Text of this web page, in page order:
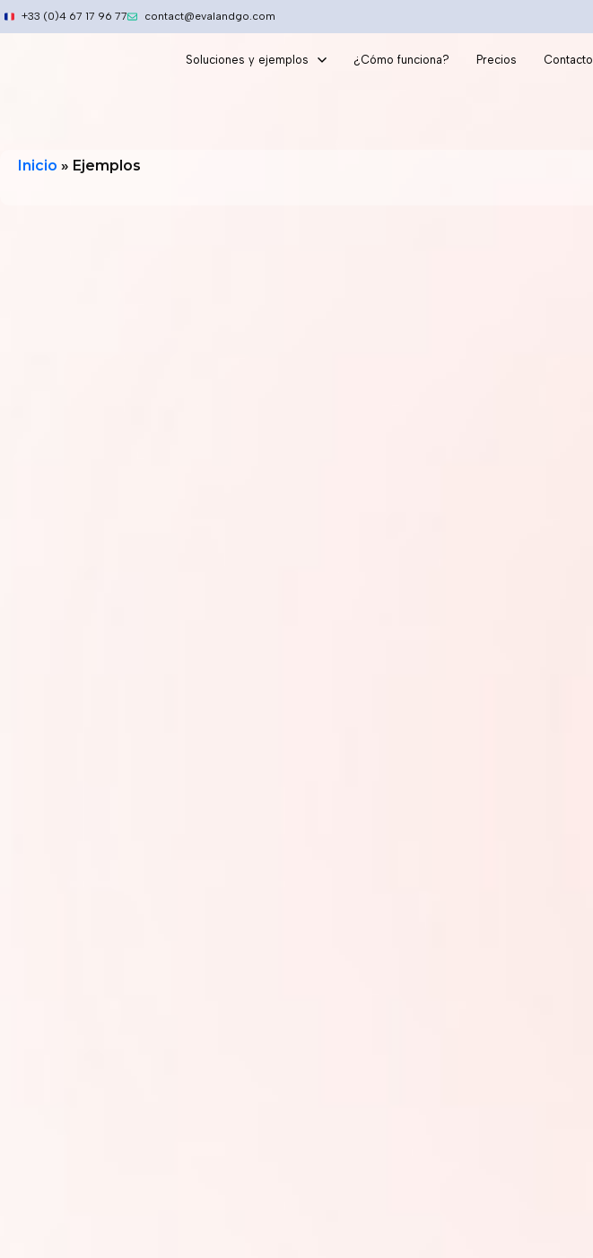
Ir
al
+33 (0)4 67 17 96 77 contact@evalandgo.com
Soluciones y ejemplos ¿Cómo funciona? Precios Contacto
Inicio » Ejemplos